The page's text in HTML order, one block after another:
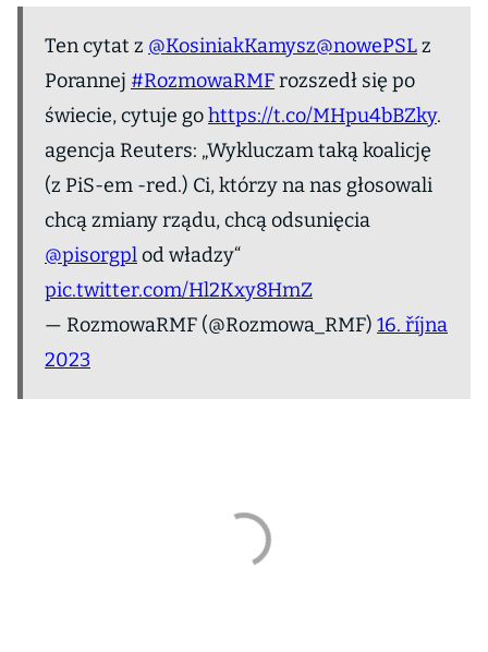
Ten cytat z @KosiniakKamysz@nowePSLz
Porannej #RozmowaRMFrozszedł się po
świecie, cytuje gohttps://t.co/MHpu4bBZky.
agencja Reuters: „Wykluczam taką koalicję
(z PiS-em -red.) Ci, którzy na nas głosowali
chcą zmiany rządu, chcą odsunięcia
@pisorgplod władzy“
pic.twitter.com/Hl2Kxy8HmZ
— RozmowaRMF (@Rozmowa_RMF) 16. října
2023